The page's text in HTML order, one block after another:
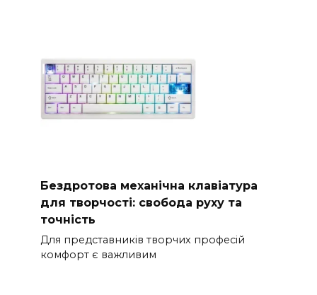
Бездротова механічна клавіатура
для творчості: свобода руху та
точність
Для представників творчих професій
комфорт є важливим